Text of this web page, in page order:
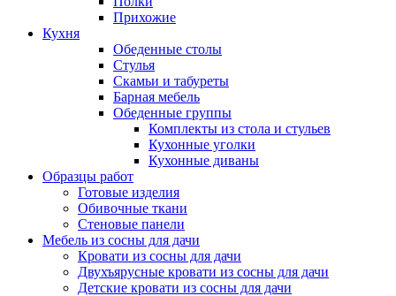
Прихожие
Кухня
Обеденные столы
Стулья
Скамьи и табуреты
Барная мебель
Обеденные группы
Комплекты из стола и стульев
Кухонные уголки
Кухонные диваны
Образцы работ
Готовые изделия
Обивочные ткани
Стеновые панели
Мебель из сосны для дачи
Кровати из сосны для дачи
Двухъярусные кровати из сосны для дачи
Детские кровати из сосны для дачи